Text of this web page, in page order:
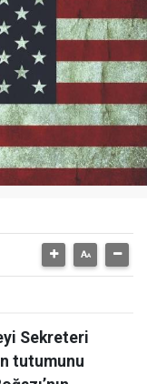
Sekreteri
tutumunu